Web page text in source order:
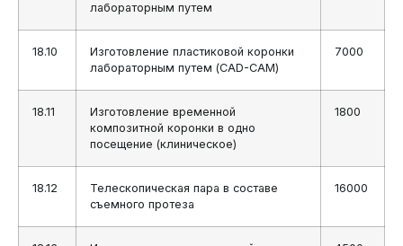
лабораторным путем
18.10
Изготовление пластиковой коронки
лабораторным путем (CAD-CAM)
7000
18.11
Изготовление временной
композитной коронки в одно
посещение (клиническое)
1800
18.12
Телескопическая пара в составе
съемного протеза
16000